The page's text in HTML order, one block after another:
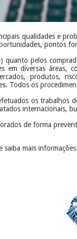
qualidades e
pontos
quanto pelos
em diversas
produtos,
Todos os
os trabalhos
internacionais,
de forma
saiba mais informações.